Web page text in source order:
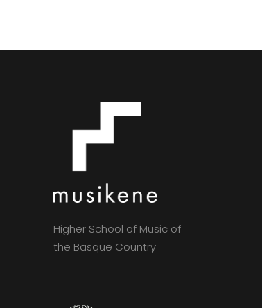
Higher School of Music of
the Basque Country